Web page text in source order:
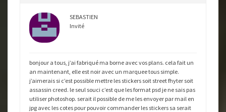
SEBASTIEN
Invité
bonjour a tous, j’ai fabriqué ma borne avec vos plans. cela fait un
an maintenant, elle est noir avec un marquee tous simple.
j’aimerais si c’est possible mettre les stickers soit street fhyter soit
assassin creed. le seul souci c’est que les format psd je ne sais pas
utiliser photoshop. serait il possible de me les envoyer par mail en
jpg avec les cotes pour pouvoir commander les stickers sa serait